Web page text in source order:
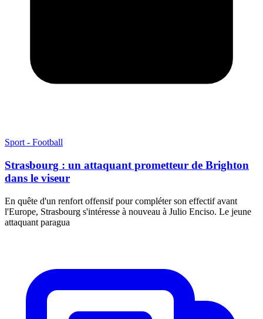
Sport - Football
Strasbourg : un attaquant prometteur de Brighton
dans le viseur
En quête d'un renfort offensif pour compléter son effectif avant
l'Europe, Strasbourg s'intéresse à nouveau à Julio Enciso. Le jeune
attaquant paragua